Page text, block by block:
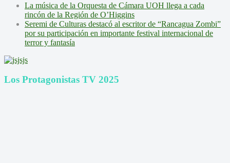
La música de la Orquesta de Cámara UOH llega a cada
rincón de la Región de O’Higgins
Seremi de Culturas destacó al escritor de “Rancagua Zombi”
por su participación en importante festival internacional de
terror y fantasía
Los Protagonistas TV 2025